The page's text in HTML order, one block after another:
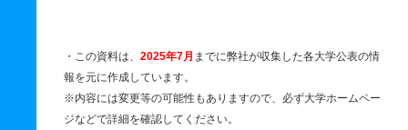
・この資料は、 2025年7月 までに弊社が収集した各大学公表の情
報を元に作成しています。
※内容には変更等の可能性もありますので、必ず大学ホームペー
ジなどで詳細を確認してください。